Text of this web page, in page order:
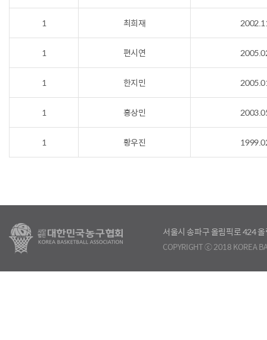
1 최희재
1 편시연
1 한지민
1 홍상민
1 황우진
서울시 송파구 올림픽로 424
COPYRIGHT ⓒ 2018 KOREA